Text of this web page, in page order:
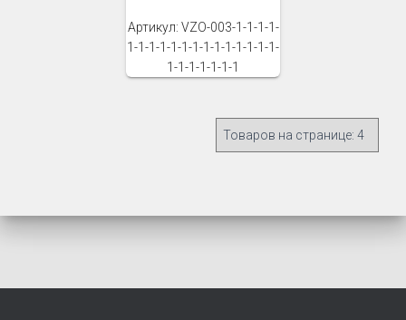
Артикул: VZO-003-1-1-1-1-
1-1-1-1-1-1-1-1-1-1-1-1-1-1-
1-1-1-1-1-1-1